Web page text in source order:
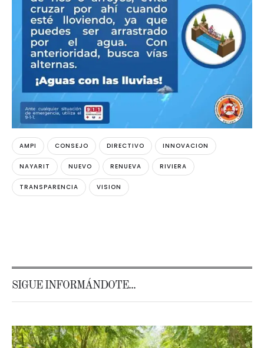
AMPI CONSEJO DIRECTIVO INNOVACION
NAYARIT NUEVO RENUEVA RIVIERA
TRANSPARENCIA VISION
SIGUE INFORMÁNDOTE...